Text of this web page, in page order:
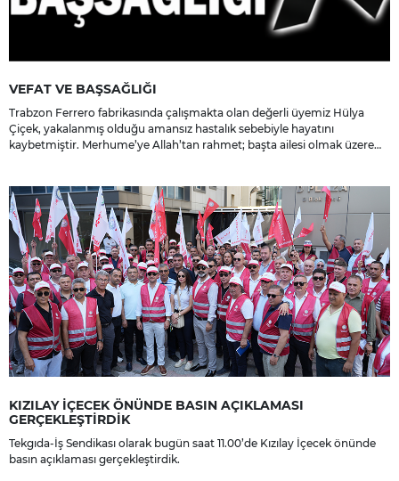
VEFAT VE BAŞSAĞLIĞI
Trabzon Ferrero fabrikasında çalışmakta olan değerli üyemiz Hülya
Çiçek, yakalanmış olduğu amansız hastalık sebebiyle hayatını
kaybetmiştir. Merhume’ye Allah’tan rahmet; başta ailesi olmak üzere
KIZILAY İÇECEK ÖNÜNDE BASIN AÇIKLAMASI
GERÇEKLEŞTİRDİK
Tekgıda-İş Sendikası olarak bugün saat 11.00’de Kızılay İçecek önünde
basın açıklaması gerçekleştirdik.